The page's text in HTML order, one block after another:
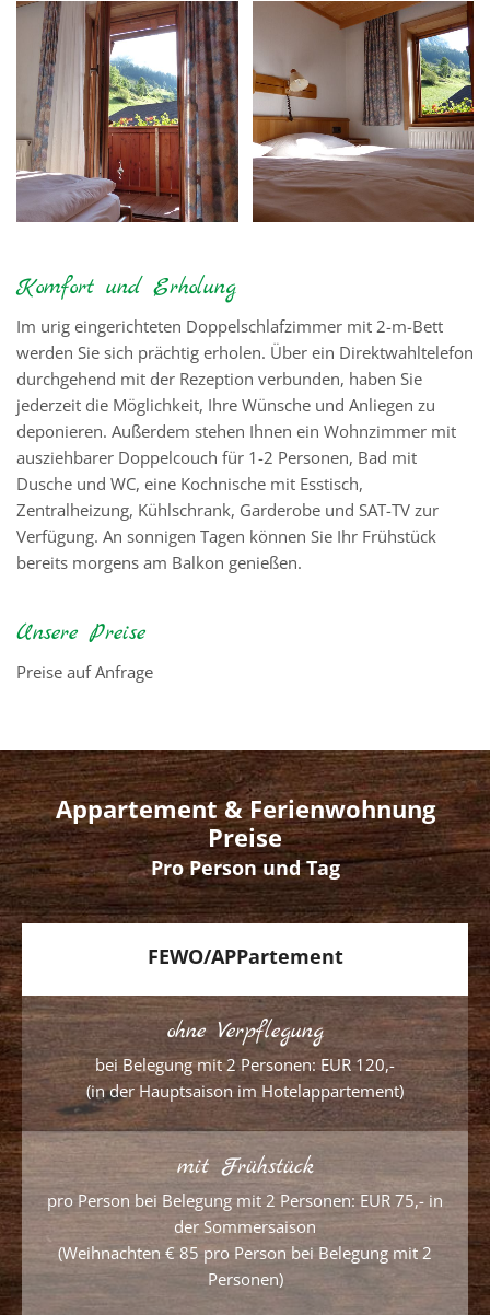
Komfort und Erholung
Im urig eingerichteten Doppelschlafzimmer mit 2-m-Bett
werden Sie sich prächtig erholen. Über ein Direktwahltelefon
durchgehend mit der Rezeption verbunden, haben Sie
jederzeit die Möglichkeit, Ihre Wünsche und Anliegen zu
deponieren. Außerdem stehen Ihnen ein Wohnzimmer mit
ausziehbarer Doppelcouch für 1-2 Personen, Bad mit
Dusche und WC, eine Kochnische mit Esstisch,
Zentralheizung, Kühlschrank, Garderobe und SAT-TV zur
Verfügung. An sonnigen Tagen können Sie Ihr Frühstück
bereits morgens am Balkon genießen.
Unsere Preise
Preise auf Anfrage
Appartement & Ferienwohnung
Preise
Pro Person und Tag
FEWO/APPartement
ohne Verpflegung
bei Belegung mit 2 Personen: EUR 120,-
(in der Hauptsaison im Hotelappartement)
mit Frühstück
pro Person bei Belegung mit 2 Personen: EUR 75,- in
der Sommersaison
(Weihnachten € 85 pro Person bei Belegung mit 2
Personen)